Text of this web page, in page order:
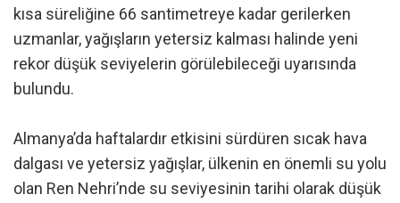
kısa süreliğine 66 santimetreye kadar gerilerken
uzmanlar, yağışların yetersiz kalması halinde yeni
rekor düşük seviyelerin görülebileceği uyarısında
bulundu.
Almanya’da haftalardır etkisini sürdüren sıcak hava
dalgası ve yetersiz yağışlar, ülkenin en önemli su yolu
olan Ren Nehri’nde su seviyesinin tarihi olarak düşük